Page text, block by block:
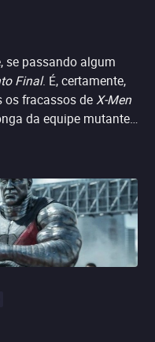
se passando algum
Final. É, certamente,
os fracassos deX-Men
da equipe mutante.
Mangold (
baseado em
escrita por Chris
Miller nos anos 1980.
a clichês dos filmes
é um